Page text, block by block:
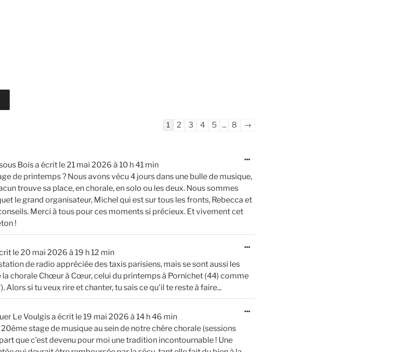
Navigation
livre
d’or
1 2 3 4 5 ... 8
→
Boisa écrit le 21 mai 2026 à 10 h 41 min
de printemps ? Nous avons vécu 4 jours dans une bulle de musique,
trouve sa place, en chorale, en solo ou les deux. Nous sommes
le grand organisateur, Michel qui est sur tous les fronts, Rebecca et
Merci à tous pour ces moments si précieux. Et vivement cet
!
...Ouvrir/Fermer
boîte
le 20 mai 2026 à 19 h 12 min
de radio appréciée des taxis parisiens, mais se sont aussi les
chorale Chœur à Cœur, celui du printemps à Pornichet (44) comme
Alors si tu veux rire et chanter, tu sais ce qu'il te reste à faire...
...Ouvrir/Fermer
Le Voulgisa écrit le 19 mai 2026 à 14 h 46 min
stage de musique au sein de notre chère chorale (sessions
que c'est devenu pour moi une tradition incontournable ! Une
...Ouvrir/Fermer